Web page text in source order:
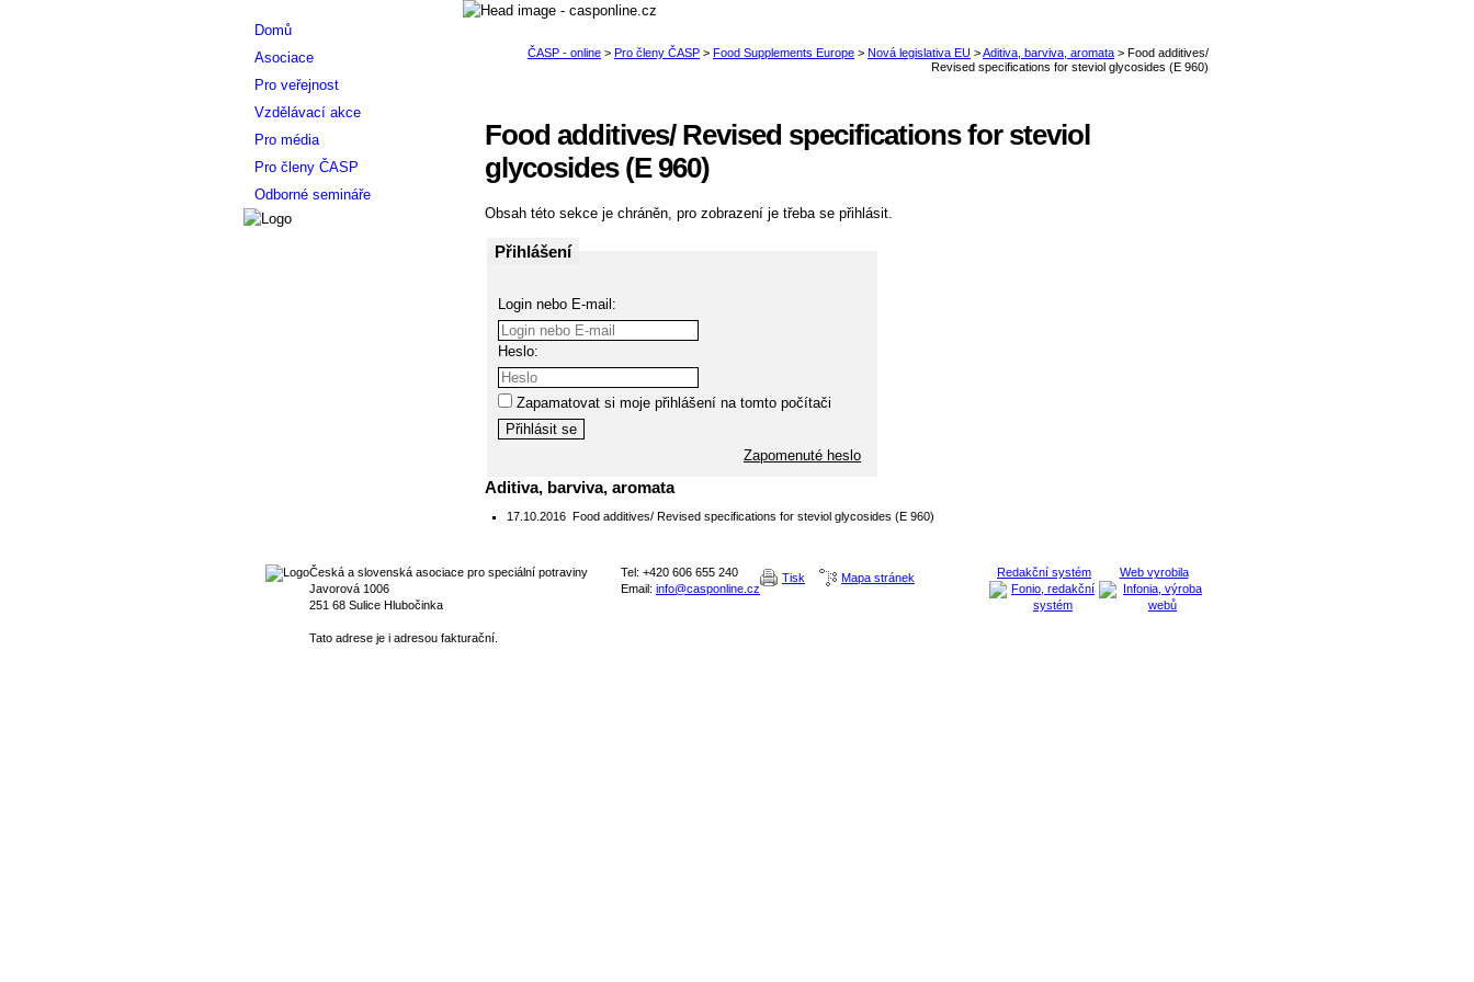
Food additives/ Revised specifications for steviol
glycosides (E 960)
Obsah této sekce je chráněn, pro zobrazení je třeba se přihlásit.
Přihlášení
Login nebo E-mail:
Heslo:
Zapamatovat si moje přihlášení na tomto počítači
Zapomenuté heslo
Aditiva, barviva, aromata
17.10.2016 Food additives/ Revised specifications for steviol glycosides (E 960)
Domů
Asociace
Pro veřejnost
Vzdělávací akce
Pro média
Pro členy ČASP
Odborné semináře
Redakční systém Web vyrobila
Česká a slovenská asociace pro speciální potraviny
Javorová 1006
251 68 Sulice Hlubočinka
Tato adrese je i adresou fakturační.
Tel: +420 606 655 240
Email: info@casponline.cz
Tisk Mapa stránek